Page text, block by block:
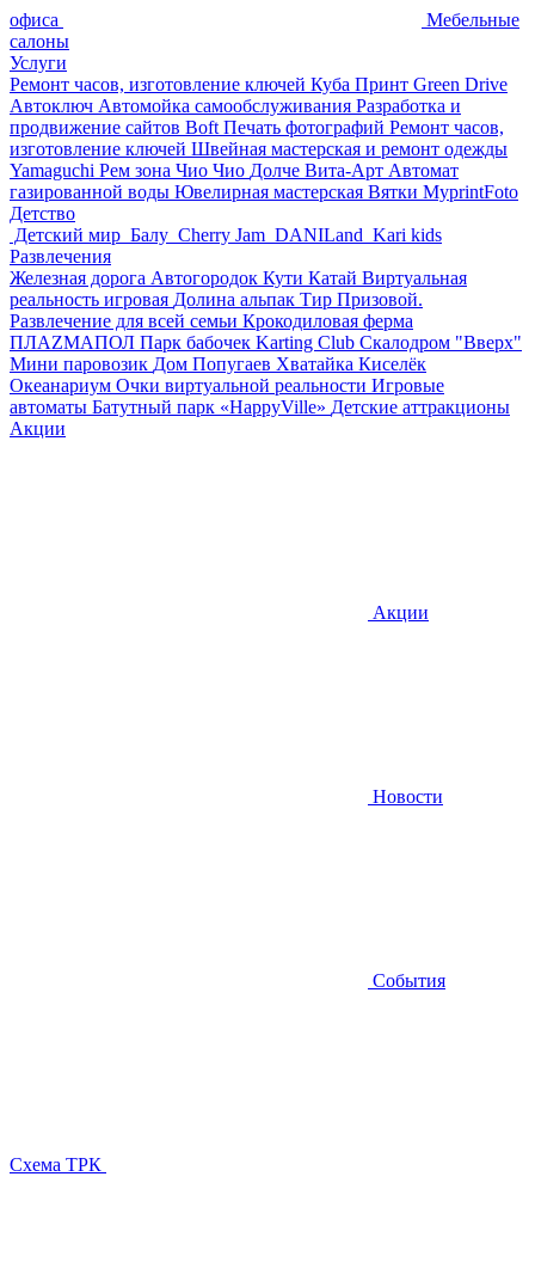
офиса
Мебельные
салоны
Услуги
Ремонт часов, изготовление ключей Куба Принт Green Drive
Автоключ Автомойка самообслуживания Разработка и
продвижение сайтов Boft Печать фотографий Ремонт часов,
изготовление ключей Швейная мастерская и ремонт одежды
Yamaguchi Рем зона Чио Чио Долче Вита-Арт Автомат
газированной воды Ювелирная мастерская Вятки MyprintFoto
Детство
Детский мир Балу Cherry Jam DANILand Kari kids
Развлечения
Железная дорога Автогородок Кути Катай Виртуальная
реальность игровая Долина альпак Тир Призовой.
Развлечение для всей семьи Крокодиловая ферма
ПЛАZМАПОЛ Парк бабочек Karting Club Скалодром "Вверх"
Мини паровозик Дом Попугаев Хватайка Киселёк
Океанариум Очки виртуальной реальности Игровые
автоматы Батутный парк «HappyVille» Детские аттракционы
Акции
Акции
Новости
События
Схема ТРК